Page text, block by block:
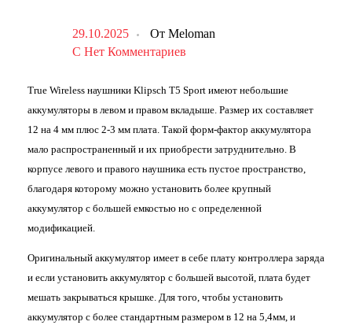
29.10.2025 От Meloman
С Нет Комментариев
True Wireless наушники Klipsch T5 Sport имеют небольшие
аккумуляторы в левом и правом вкладыше. Размер их составляет
12 на 4 мм плюс 2-3 мм плата. Такой форм-фактор аккумулятора
мало распространенный и их приобрести затруднительно. В
корпусе левого и правого наушника есть пустое пространство,
благодаря которому можно установить более крупный
аккумулятор с большей емкостью но с определенной
модификацией.
Оригинальный аккумулятор имеет в себе плату контроллера заряда
и если установить аккумулятор с большей высотой, плата будет
мешать закрываться крышке. Для того, чтобы установить
аккумулятор с более стандартным размером в 12 на 5,4мм, и